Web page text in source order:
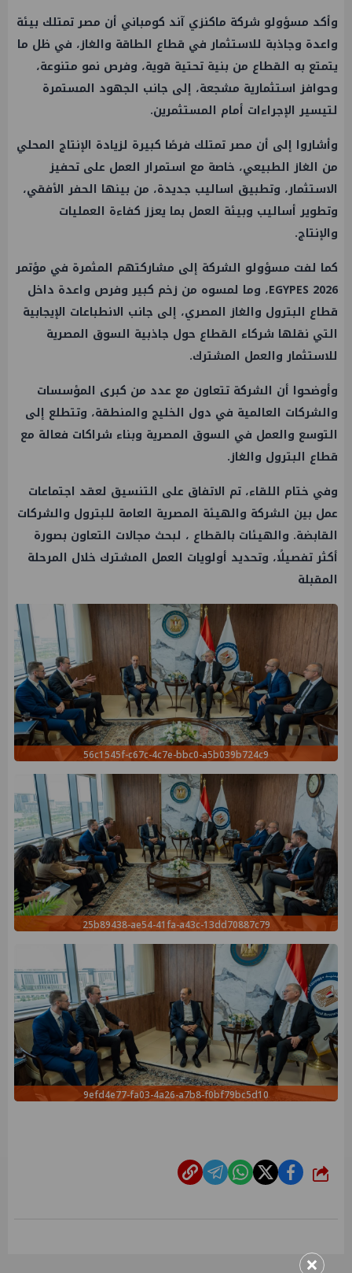
وأكد مسؤولو شركة ماكنزي آند كومباني أن مصر تمتلك بيئة
واعدة وجاذبة للاستثمار في قطاع الطاقة والغاز، في ظل ما
يتمتع به القطاع من بنية تحتية قوية، وفرص نمو متنوعة،
وحوافز استثمارية مشجعة، إلى جانب الجهود المستمرة
لتيسير الإجراءات أمام المستثمرين.
وأشاروا إلى أن مصر تمتلك فرصًا كبيرة لزيادة الإنتاج المحلي
من الغاز الطبيعي، خاصة مع استمرار العمل على تحفيز
الاستثمار، وتطبيق اساليب جديدة، من بينها الحفر الأفقي،
وتطوير أساليب وبيئة العمل بما يعزز كفاءة العمليات
والإنتاج.
كما لفت مسؤولو الشركة إلى مشاركتهم المثمرة في مؤتمر
EGYPES 2026، وما لمسوه من زخم كبير وفرص واعدة داخل
قطاع البترول والغاز المصري، إلى جانب الانطباعات الإيجابية
التي نقلها شركاء القطاع حول جاذبية السوق المصرية
للاستثمار والعمل المشترك.
وأوضحوا أن الشركة تتعاون مع عدد من كبرى المؤسسات
والشركات العالمية في دول الخليج والمنطقة، وتتطلع إلى
التوسع والعمل في السوق المصرية وبناء شراكات فعالة مع
قطاع البترول والغاز.
وفي ختام اللقاء، تم الاتفاق على التنسيق لعقد اجتماعات
عمل بين الشركة والهيئة المصرية العامة للبترول والشركات
القابضة. والهيئات بالقطاع ، لبحث مجالات التعاون بصورة
أكثر تفصيلًا، وتحديد أولويات العمل المشترك خلال المرحلة
المقبلة
56c1545f-c67c-4c7e-bbc0-a5b039b724c9
25b89438-ae54-41fa-a43c-13dd70887c79
9efd4e77-fa03-4a26-a7b8-f0bf79bc5d10
شارك